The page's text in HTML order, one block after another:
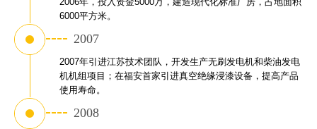
6000平方米。
2007
2007年引进江苏技术团队，开发生产无刷发电机和柴油发电
机机组项目；在福安首家引进真空绝缘浸漆设备，提高产品
使用寿命。
2008